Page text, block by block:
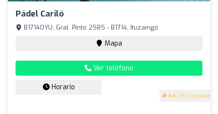
Pádel Cariló
4.4 (163 opiniones)
B1714OYU, Gral. Pinto 2585 - B1714, Ituzaingó
Mapa
Ver teléfono
Horario